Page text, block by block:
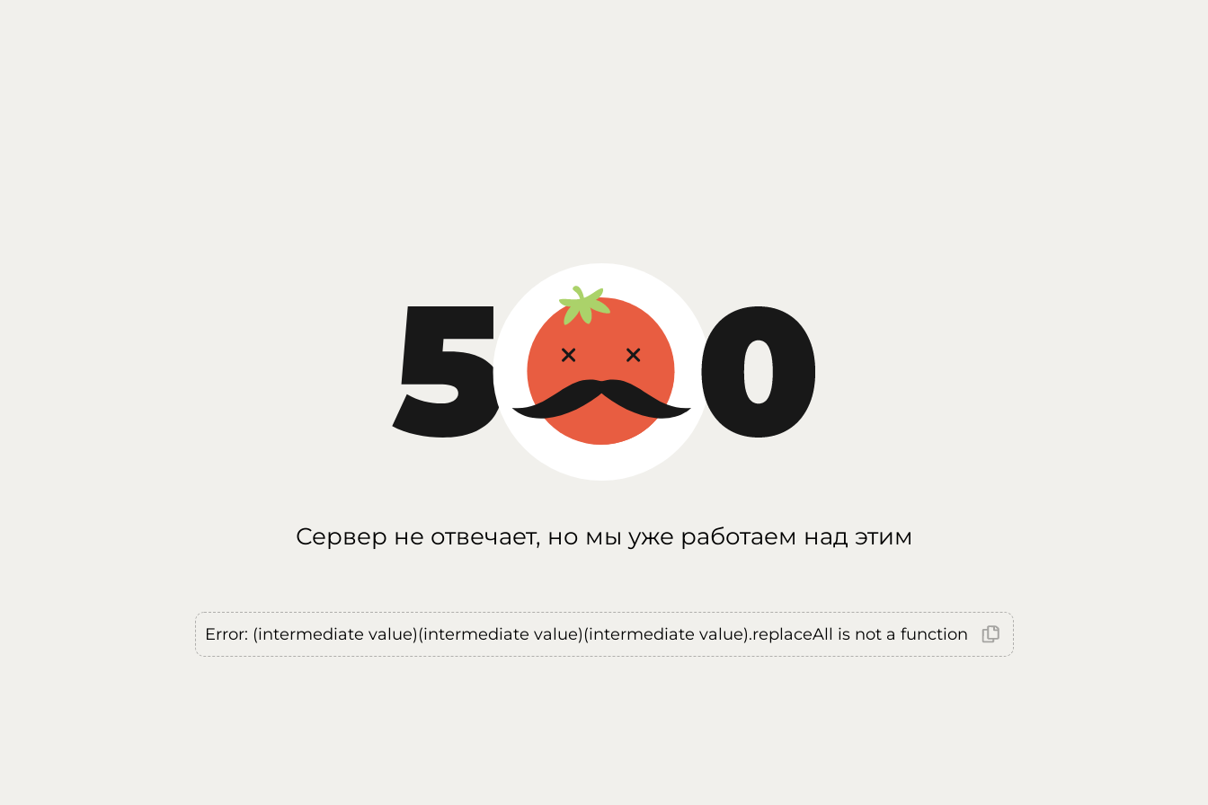
Сервер не отвечает, но мы уже работаем над этим
Error: (intermediate value)(intermediate value)(intermediate value).replaceAll is not a function